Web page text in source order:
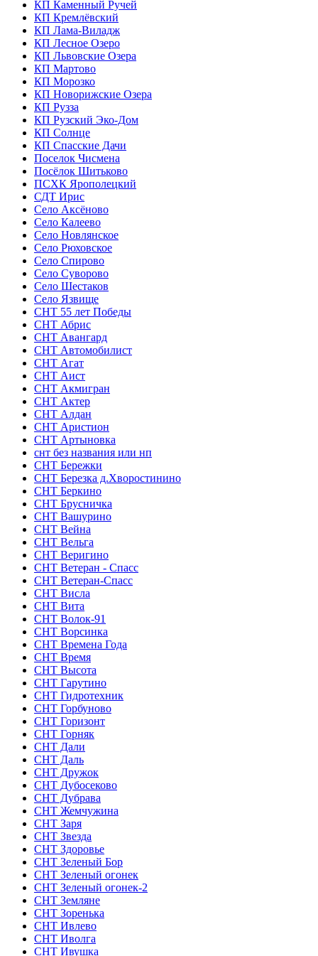
КП Каменный Ручей
КП Кремлёвский
КП Лама-Виладж
КП Лесное Озеро
КП Львовские Озера
КП Мартово
КП Морозко
КП Новорижские Озера
КП Рузза
КП Рузский Эко-Дом
КП Солнце
КП Спасские Дачи
Поселок Чисмена
Посёлок Шитьково
ПСХК Ярополецкий
СДТ Ирис
Село Аксёново
Село Калеево
Село Новлянское
Село Рюховское
Село Спирово
Село Суворово
Село Шестаков
Село Язвище
СНТ 55 лет Победы
СНТ Абрис
СНТ Авангард
СНТ Автомобилист
СНТ Агат
СНТ Аист
СНТ Акмигран
СНТ Актер
СНТ Алдан
СНТ Аристион
СНТ Артыновка
снт без названия или нп
СНТ Бережки
СНТ Березка д.Хворостинино
СНТ Беркино
СНТ Брусничка
СНТ Вашурино
СНТ Вейна
СНТ Вельга
СНТ Веригино
СНТ Ветеран - Спасс
СНТ Ветеран-Спасс
СНТ Висла
СНТ Вита
СНТ Волок-91
СНТ Ворсинка
СНТ Времена Года
СНТ Время
СНТ Высота
СНТ Гарутино
СНТ Гидротехник
СНТ Горбуново
СНТ Горизонт
СНТ Горняк
СНТ Дали
СНТ Даль
СНТ Дружок
СНТ Дубосеково
СНТ Дубрава
СНТ Жемчужина
СНТ Заря
СНТ Звезда
СНТ Здоровье
СНТ Зеленый Бор
СНТ Зеленый огонек
СНТ Зеленый огонек-2
СНТ Земляне
СНТ Зоренька
СНТ Ивлево
СНТ Иволга
СНТ Ивушка